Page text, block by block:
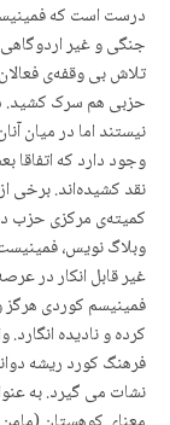
درست است کە
جنگی و غیر
تلاش بی وقفەی
حزبی هم سرک کشید.
نیستند اما در میان
وجود دارد کە اتفاقا
نقد کشیدەاند. برخی
کمیتەی مرکزی حزب
وبلاگ نویس،
فمینیسم کوردی هرگز
کردە و نادیدە
فرهنگ کورد ریشە
نشات می گیرد. بە